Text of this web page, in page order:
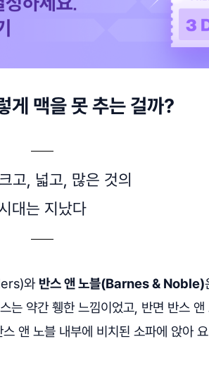
게 맥을 못 추는 걸까?
고, 넓고, 많은 것의
대는 지났다
와 반스 앤 노블(Barnes & Noble)
는 약간 휑한 느낌이었고, 반면 반스
앤 노블 내부에 비치된 소파에 앉아